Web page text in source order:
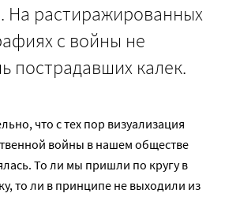
На растиражированных
с войны не
пострадавших калек.
что с тех пор визуализация
войны в нашем обществе
То ли мы пришли по кругу в
то ли в принципе не выходили из